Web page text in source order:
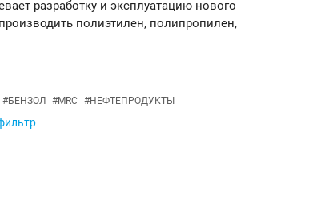
разработку и эксплуатацию нового
полиэтилен, полипропилен,
#БЕНЗОЛ #MRC #НЕФТЕПРОДУКТЫ